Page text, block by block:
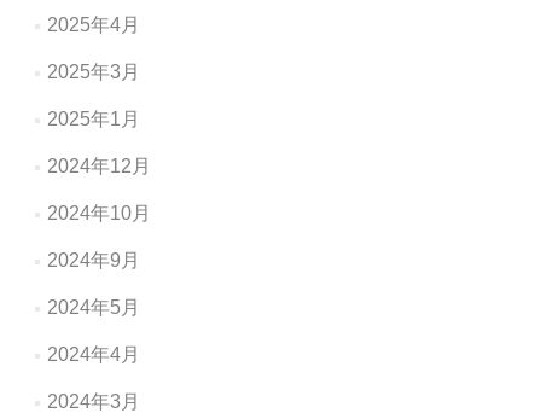
2025年4月
2025年3月
2025年1月
2024年12月
2024年10月
2024年9月
2024年5月
2024年4月
2024年3月